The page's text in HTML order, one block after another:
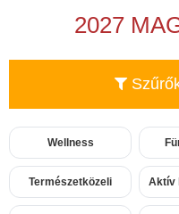
2027
Wellness
Természetközeli Aktív